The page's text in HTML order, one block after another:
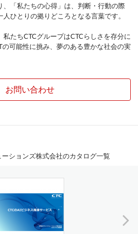
、「私たちの心得」は、判断・行動の際
ひとりの拠りどころとなる言葉です。
たちCTCグループはCTCらしさを存分に
可能性に挑み、夢のある豊かな社会の実
お問い合わせ
ションズ株式会社のカタログ一覧